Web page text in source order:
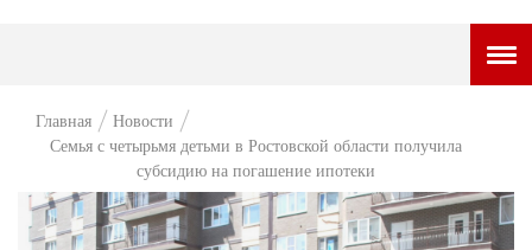
НОВОСТИ
ВОПРОС НЕДЕЛИ
Главная
Новости
Семья с четырьмя детьми в Ростовской области получила
субсидию на погашение ипотеки